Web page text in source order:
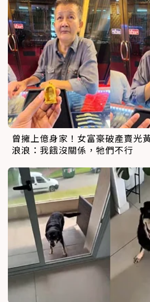
曾擁上億身家！女富豪破產賣光
浪浪：我餓沒關係，牠們不行